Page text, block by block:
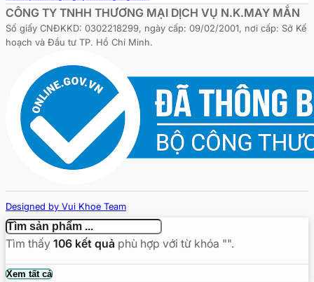
CÔNG TY TNHH THƯƠNG MẠI DỊCH VỤ N.K.MAY MẮN
Số giấy CNĐKKD: 0302218299, ngày cấp: 09/02/2001, nơi cấp: Sở Kế
hoạch và Đầu tư TP. Hồ Chí Minh.
Designed by Vui Khoe Team
Copyright © 2026 - vuikhoe.vn
Tìm thấy 106 kết quả phù hợp với từ khóa "".
Tìm
Xem tất cả